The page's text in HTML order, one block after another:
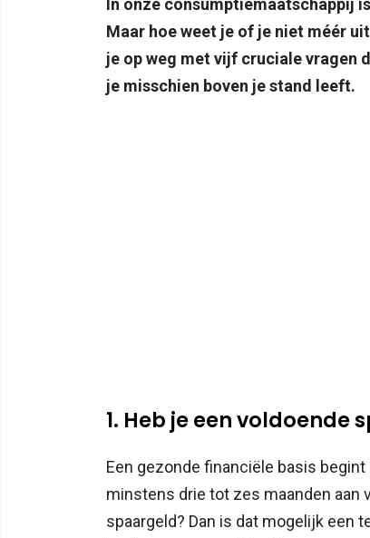
In onze consumptiemaatschappij
Maar hoe weet je of je niet méér
je op weg met vijf cruciale vragen
je misschien boven je stand leeft.
1. Heb je een voldoende
Een gezonde financiële basis
minstens drie tot zes maanden
spaargeld? Dan is dat mogelijk een